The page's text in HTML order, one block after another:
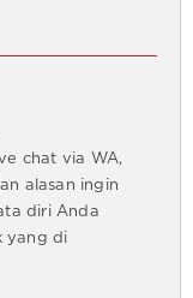
chat via WA,
alasan ingin
diri Anda
yang di